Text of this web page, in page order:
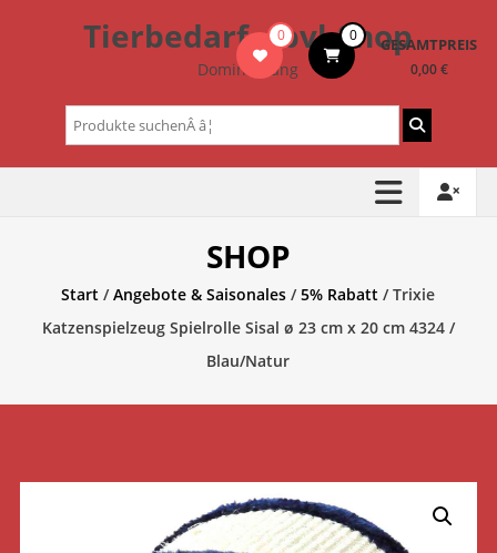
Tierbedarf – bvl-Shop
Dominik Lang
0 0 GESAMTPREIS
0,00 €
Suchen
nach:
SHOP
Start /Angebote & Saisonales /5% Rabatt / Trixie
Katzenspielzeug Spielrolle Sisal ø 23 cm x 20 cm 4324 /
Blau/Natur